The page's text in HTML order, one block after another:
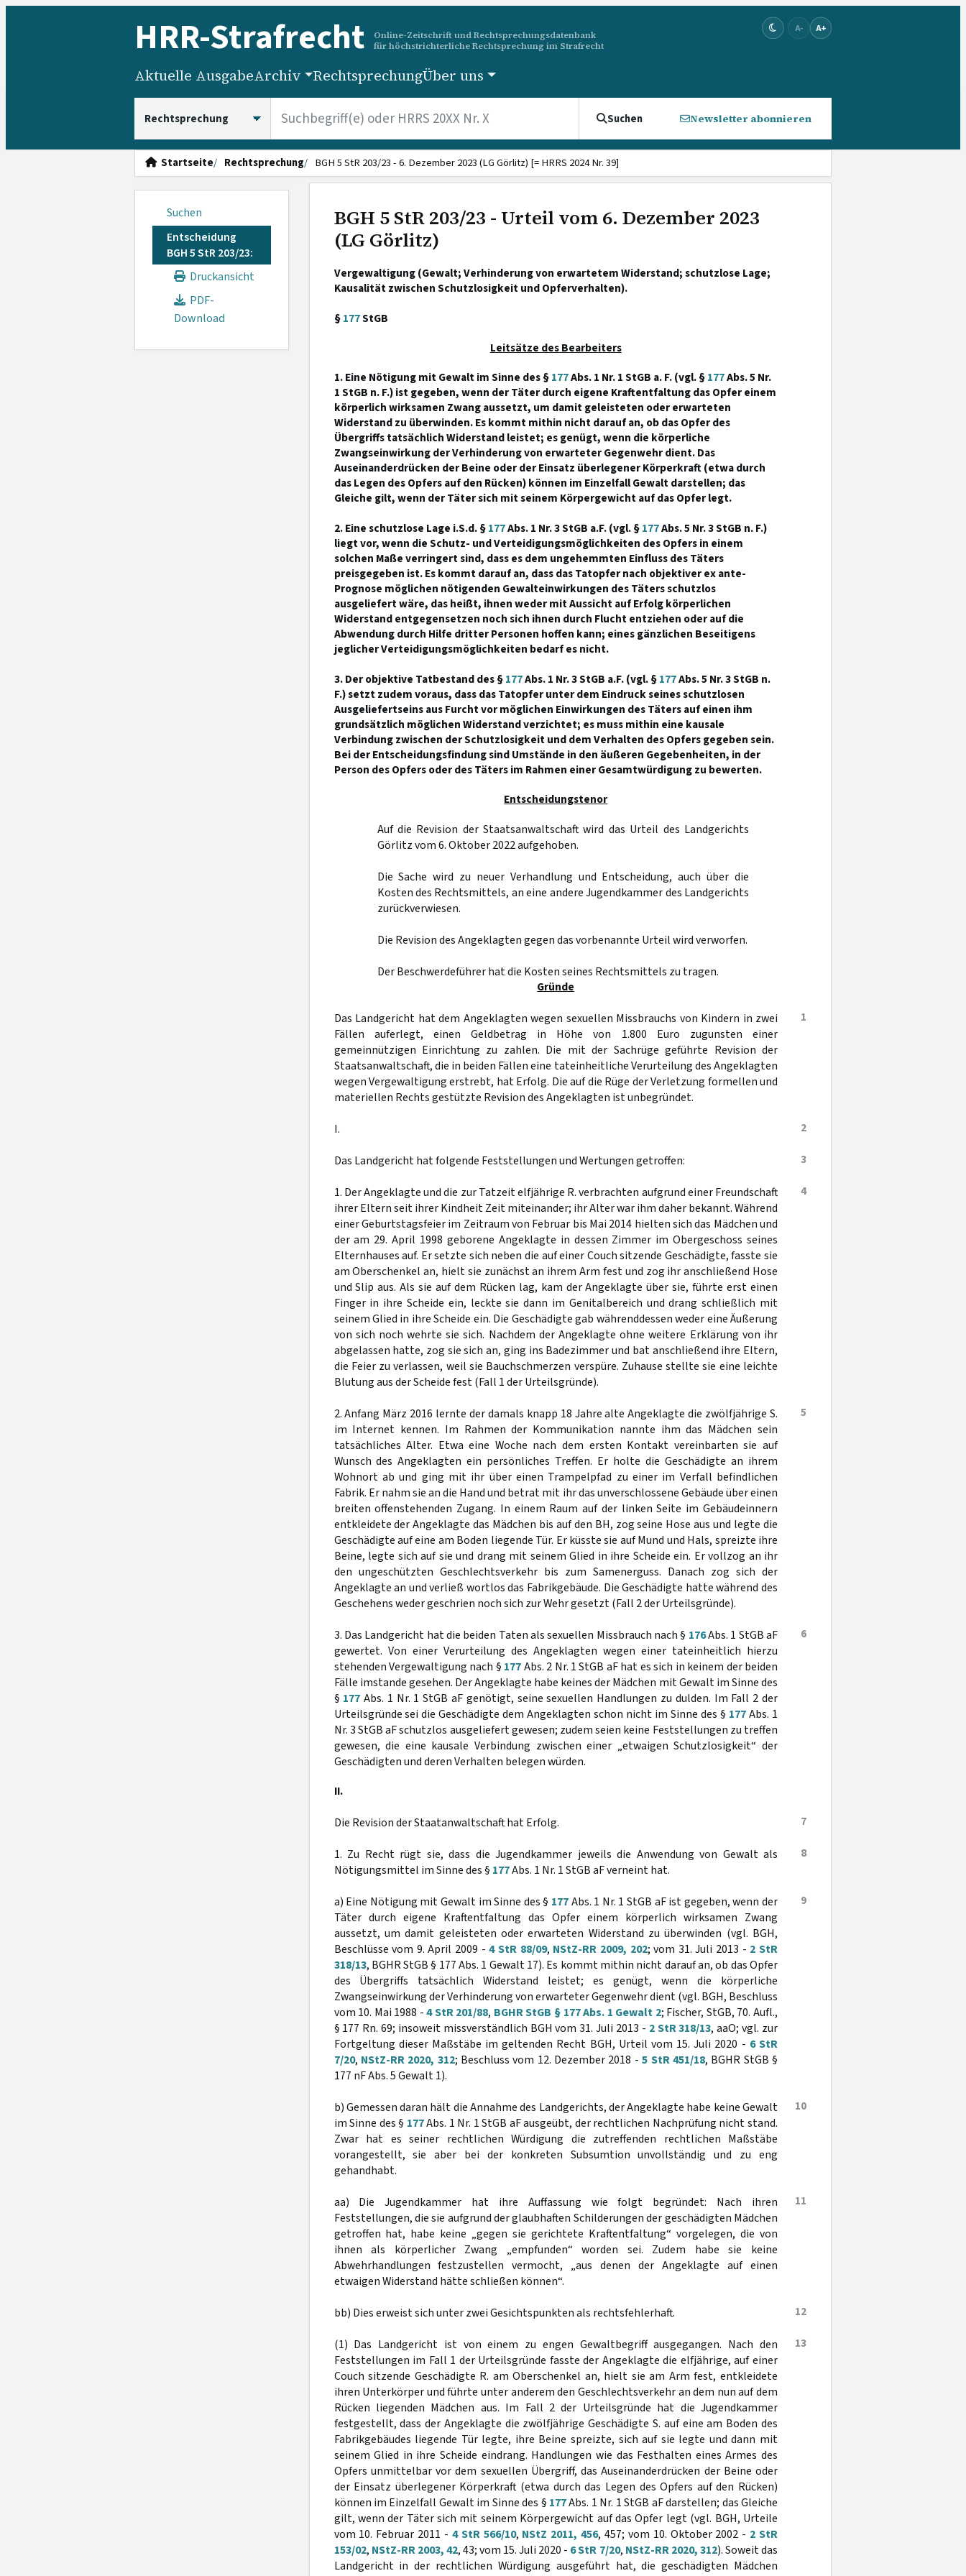
HRR-Strafrecht
Online-Zeitschrift und Rechtsprechungsdatenbank
für höchstrichterliche Rechtsprechung im Strafrecht
A- A+
Aktuelle AusgabeArchiv RechtsprechungÜber uns
Suchen Newsletter abonnieren
Startseite Rechtsprechung BGH 5 StR 203/23 - 6. Dezember 2023 (LG Görlitz) [= HRRS 2024 Nr. 39]
Suchen
Entscheidung
BGH 5 StR 203/23:
Druckansicht
PDF-
Download
BGH 5 StR 203/23 - Urteil vom 6. Dezember 2023
(LG Görlitz)
Vergewaltigung (Gewalt; Verhinderung von erwartetem Widerstand; schutzlose Lage;
Kausalität zwischen Schutzlosigkeit und Opferverhalten).
§177StGB
Leitsätze des Bearbeiters
1. Eine Nötigung mit Gewalt im Sinne des §177Abs. 1 Nr. 1 StGB a. F. (vgl. §177Abs. 5 Nr.
1 StGB n. F.) ist gegeben, wenn der Täter durch eigene Kraftentfaltung das Opfer einem
körperlich wirksamen Zwang aussetzt, um damit geleisteten oder erwarteten
Widerstand zu überwinden. Es kommt mithin nicht darauf an, ob das Opfer des
Übergriffs tatsächlich Widerstand leistet; es genügt, wenn die körperliche
Zwangseinwirkung der Verhinderung von erwarteter Gegenwehr dient. Das
Auseinanderdrücken der Beine oder der Einsatz überlegener Körperkraft (etwa durch
das Legen des Opfers auf den Rücken) können im Einzelfall Gewalt darstellen; das
Gleiche gilt, wenn der Täter sich mit seinem Körpergewicht auf das Opfer legt.
2. Eine schutzlose Lage i.S.d. §177Abs. 1 Nr. 3 StGB a.F. (vgl. §177Abs. 5 Nr. 3 StGB n. F.)
liegt vor, wenn die Schutz- und Verteidigungsmöglichkeiten des Opfers in einem
solchen Maße verringert sind, dass es dem ungehemmten Einfluss des Täters
preisgegeben ist. Es kommt darauf an, dass das Tatopfer nach objektiver ex ante-
Prognose möglichen nötigenden Gewalteinwirkungen des Täters schutzlos
ausgeliefert wäre, das heißt, ihnen weder mit Aussicht auf Erfolg körperlichen
Widerstand entgegensetzen noch sich ihnen durch Flucht entziehen oder auf die
Abwendung durch Hilfe dritter Personen hoffen kann; eines gänzlichen Beseitigens
jeglicher Verteidigungsmöglichkeiten bedarf es nicht.
3. Der objektive Tatbestand des §177Abs. 1 Nr. 3 StGB a.F. (vgl. §177Abs. 5 Nr. 3 StGB n.
F.) setzt zudem voraus, dass das Tatopfer unter dem Eindruck seines schutzlosen
Ausgeliefertseins aus Furcht vor möglichen Einwirkungen des Täters auf einen ihm
grundsätzlich möglichen Widerstand verzichtet; es muss mithin eine kausale
Verbindung zwischen der Schutzlosigkeit und dem Verhalten des Opfers gegeben sein.
Bei der Entscheidungsfindung sind Umstände in den äußeren Gegebenheiten, in der
Person des Opfers oder des Täters im Rahmen einer Gesamtwürdigung zu bewerten.
Entscheidungstenor
Auf die Revision der Staatsanwaltschaft wird das Urteil des Landgerichts
Görlitz vom 6. Oktober 2022 aufgehoben.
Die Sache wird zu neuer Verhandlung und Entscheidung, auch über die
Kosten des Rechtsmittels, an eine andere Jugendkammer des Landgerichts
zurückverwiesen.
Die Revision des Angeklagten gegen das vorbenannte Urteil wird verworfen.
Der Beschwerdeführer hat die Kosten seines Rechtsmittels zu tragen.
Gründe
1
Das Landgericht hat dem Angeklagten wegen sexuellen Missbrauchs von Kindern in zwei
Fällen auferlegt, einen Geldbetrag in Höhe von 1.800 Euro zugunsten einer
gemeinnützigen Einrichtung zu zahlen. Die mit der Sachrüge geführte Revision der
Staatsanwaltschaft, die in beiden Fällen eine tateinheitliche Verurteilung des Angeklagten
wegen Vergewaltigung erstrebt, hat Erfolg. Die auf die Rüge der Verletzung formellen und
materiellen Rechts gestützte Revision des Angeklagten ist unbegründet.
2
I.
3
Das Landgericht hat folgende Feststellungen und Wertungen getroffen:
4
1. Der Angeklagte und die zur Tatzeit elfjährige R. verbrachten aufgrund einer Freundschaft
ihrer Eltern seit ihrer Kindheit Zeit miteinander; ihr Alter war ihm daher bekannt. Während
einer Geburtstagsfeier im Zeitraum von Februar bis Mai 2014 hielten sich das Mädchen und
der am 29. April 1998 geborene Angeklagte in dessen Zimmer im Obergeschoss seines
Elternhauses auf. Er setzte sich neben die auf einer Couch sitzende Geschädigte, fasste sie
am Oberschenkel an, hielt sie zunächst an ihrem Arm fest und zog ihr anschließend Hose
und Slip aus. Als sie auf dem Rücken lag, kam der Angeklagte über sie, führte erst einen
Finger in ihre Scheide ein, leckte sie dann im Genitalbereich und drang schließlich mit
seinem Glied in ihre Scheide ein. Die Geschädigte gab währenddessen weder eine Äußerung
von sich noch wehrte sie sich. Nachdem der Angeklagte ohne weitere Erklärung von ihr
abgelassen hatte, zog sie sich an, ging ins Badezimmer und bat anschließend ihre Eltern,
die Feier zu verlassen, weil sie Bauchschmerzen verspüre. Zuhause stellte sie eine leichte
Blutung aus der Scheide fest (Fall 1 der Urteilsgründe).
5
2. Anfang März 2016 lernte der damals knapp 18 Jahre alte Angeklagte die zwölfjährige S.
im Internet kennen. Im Rahmen der Kommunikation nannte ihm das Mädchen sein
tatsächliches Alter. Etwa eine Woche nach dem ersten Kontakt vereinbarten sie auf
Wunsch des Angeklagten ein persönliches Treffen. Er holte die Geschädigte an ihrem
Wohnort ab und ging mit ihr über einen Trampelpfad zu einer im Verfall befindlichen
Fabrik. Er nahm sie an die Hand und betrat mit ihr das unverschlossene Gebäude über einen
breiten offenstehenden Zugang. In einem Raum auf der linken Seite im Gebäudeinnern
entkleidete der Angeklagte das Mädchen bis auf den BH, zog seine Hose aus und legte die
Geschädigte auf eine am Boden liegende Tür. Er küsste sie auf Mund und Hals, spreizte ihre
Beine, legte sich auf sie und drang mit seinem Glied in ihre Scheide ein. Er vollzog an ihr
den ungeschützten Geschlechtsverkehr bis zum Samenerguss. Danach zog sich der
Angeklagte an und verließ wortlos das Fabrikgebäude. Die Geschädigte hatte während des
Geschehens weder geschrien noch sich zur Wehr gesetzt (Fall 2 der Urteilsgründe).
6
3. Das Landgericht hat die beiden Taten als sexuellen Missbrauch nach § 176Abs. 1 StGB aF
gewertet. Von einer Verurteilung des Angeklagten wegen einer tateinheitlich hierzu
stehenden Vergewaltigung nach § 177Abs. 2 Nr. 1 StGB aF hat es sich in keinem der beiden
Fälle imstande gesehen. Der Angeklagte habe keines der Mädchen mit Gewalt im Sinne des
§ 177 Abs. 1 Nr. 1 StGB aF genötigt, seine sexuellen Handlungen zu dulden. Im Fall 2 der
Urteilsgründe sei die Geschädigte dem Angeklagten schon nicht im Sinne des § 177Abs. 1
Nr. 3 StGB aF schutzlos ausgeliefert gewesen; zudem seien keine Feststellungen zu treffen
gewesen, die eine kausale Verbindung zwischen einer „etwaigen Schutzlosigkeit“ der
Geschädigten und deren Verhalten belegen würden.
II.
7
Die Revision der Staatanwaltschaft hat Erfolg.
8
1. Zu Recht rügt sie, dass die Jugendkammer jeweils die Anwendung von Gewalt als
Nötigungsmittel im Sinne des § 177Abs. 1 Nr. 1 StGB aF verneint hat.
9
a) Eine Nötigung mit Gewalt im Sinne des § 177Abs. 1 Nr. 1 StGB aF ist gegeben, wenn der
Täter durch eigene Kraftentfaltung das Opfer einem körperlich wirksamen Zwang
aussetzt, um damit geleisteten oder erwarteten Widerstand zu überwinden (vgl. BGH,
Beschlüsse vom 9. April 2009 -4 StR 88/09, NStZ-RR 2009, 202; vom 31. Juli 2013 - 2 StR
318/13, BGHR StGB § 177 Abs. 1 Gewalt 17). Es kommt mithin nicht darauf an, ob das Opfer
des Übergriffs tatsächlich Widerstand leistet; es genügt, wenn die körperliche
Zwangseinwirkung der Verhinderung von erwarteter Gegenwehr dient (vgl. BGH, Beschluss
vom 10. Mai 1988 -4 StR 201/88, BGHR StGB § 177 Abs. 1 Gewalt 2; Fischer, StGB, 70. Aufl.,
§ 177 Rn. 69; insoweit missverständlich BGH vom 31. Juli 2013 - 2 StR 318/13, aaO; vgl. zur
Fortgeltung dieser Maßstäbe im geltenden Recht BGH, Urteil vom 15. Juli 2020 - 6 StR
7/20, NStZ-RR 2020, 312; Beschluss vom 12. Dezember 2018 -5 StR 451/18, BGHR StGB §
177 nF Abs. 5 Gewalt 1).
10
b) Gemessen daran hält die Annahme des Landgerichts, der Angeklagte habe keine Gewalt
im Sinne des § 177Abs. 1 Nr. 1 StGB aF ausgeübt, der rechtlichen Nachprüfung nicht stand.
Zwar hat es seiner rechtlichen Würdigung die zutreffenden rechtlichen Maßstäbe
vorangestellt, sie aber bei der konkreten Subsumtion unvollständig und zu eng
gehandhabt.
11
aa) Die Jugendkammer hat ihre Auffassung wie folgt begründet: Nach ihren
Feststellungen, die sie aufgrund der glaubhaften Schilderungen der geschädigten Mädchen
getroffen hat, habe keine „gegen sie gerichtete Kraftentfaltung“ vorgelegen, die von
ihnen als körperlicher Zwang „empfunden“ worden sei. Zudem habe sie keine
Abwehrhandlungen festzustellen vermocht, „aus denen der Angeklagte auf einen
etwaigen Widerstand hätte schließen können“.
12
bb) Dies erweist sich unter zwei Gesichtspunkten als rechtsfehlerhaft.
13
(1) Das Landgericht ist von einem zu engen Gewaltbegriff ausgegangen. Nach den
Feststellungen im Fall 1 der Urteilsgründe fasste der Angeklagte die elfjährige, auf einer
Couch sitzende Geschädigte R. am Oberschenkel an, hielt sie am Arm fest, entkleidete
ihren Unterkörper und führte unter anderem den Geschlechtsverkehr an dem nun auf dem
Rücken liegenden Mädchen aus. Im Fall 2 der Urteilsgründe hat die Jugendkammer
festgestellt, dass der Angeklagte die zwölfjährige Geschädigte S. auf eine am Boden des
Fabrikgebäudes liegende Tür legte, ihre Beine spreizte, sich auf sie legte und dann mit
seinem Glied in ihre Scheide eindrang. Handlungen wie das Festhalten eines Armes des
Opfers unmittelbar vor dem sexuellen Übergriff, das Auseinanderdrücken der Beine oder
der Einsatz überlegener Körperkraft (etwa durch das Legen des Opfers auf den Rücken)
können im Einzelfall Gewalt im Sinne des § 177Abs. 1 Nr. 1 StGB aF darstellen; das Gleiche
gilt, wenn der Täter sich mit seinem Körpergewicht auf das Opfer legt (vgl. BGH, Urteile
vom 10. Februar 2011 - 4 StR 566/10, NStZ 2011, 456, 457; vom 10. Oktober 2002 - 2 StR
153/02, NStZ-RR 2003, 42, 43; vom 15. Juli 2020 - 6 StR 7/20, NStZ-RR 2020, 312). Soweit das
Landgericht in der rechtlichen Würdigung ausgeführt hat, die geschädigten Mädchen